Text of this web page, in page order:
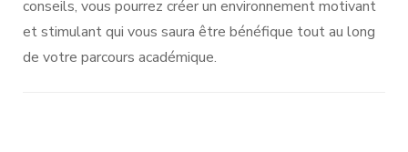
conseils, vous pourrez créer un environnement motivant
et stimulant qui vous saura être bénéfique tout au long
de votre parcours académique.